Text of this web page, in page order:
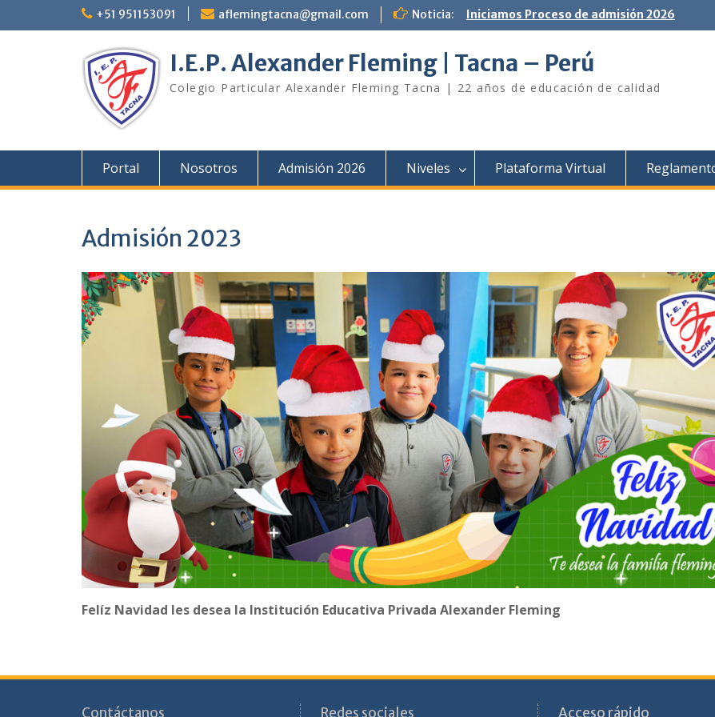
+51 951153091 aflemingtacna@gmail.com Noticia: Iniciamos Proceso de admisión 2026
I.E.P. Alexander Fleming | Tacna – Perú
Colegio Particular Alexander Fleming Tacna | 22 años de educación de calidad
Portal Nosotros Admisión 2026 Niveles Plataforma Virtual
Admisión 2023
Felíz Navidad les desea la Institución Educativa Privada Alexander Fleming
Contáctanos Redes sociales Acceso rápido